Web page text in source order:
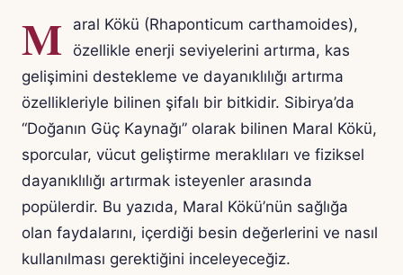
M
aral Kökü (Rhaponticum carthamoides),
özellikle enerji seviyelerini artırma, kas
gelişimini destekleme ve dayanıklılığı artırma
özellikleriyle bilinen şifalı bir bitkidir. Sibirya’da
“Doğanın Güç Kaynağı” olarak bilinen Maral Kökü,
sporcular, vücut geliştirme meraklıları ve fiziksel
dayanıklılığı artırmak isteyenler arasında
popülerdir. Bu yazıda, Maral Kökü’nün sağlığa
olan faydalarını, içerdiği besin değerlerini ve nasıl
kullanılması gerektiğini inceleyeceğiz.